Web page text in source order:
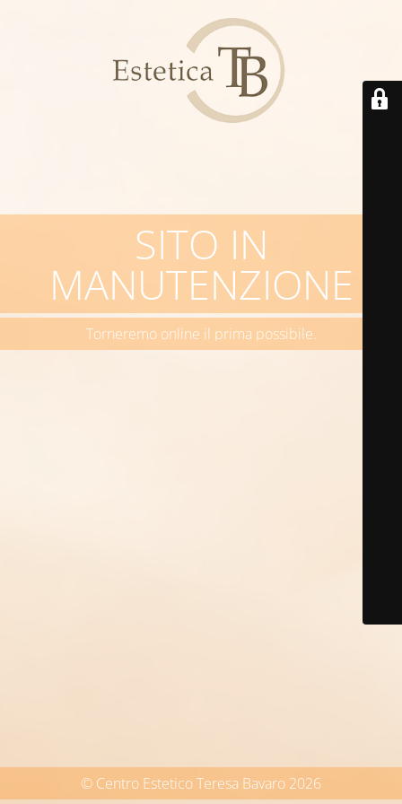
SITO IN
MANUTENZIONE
Torneremo online il prima possibile.
© Centro Estetico Teresa Bavaro 2026